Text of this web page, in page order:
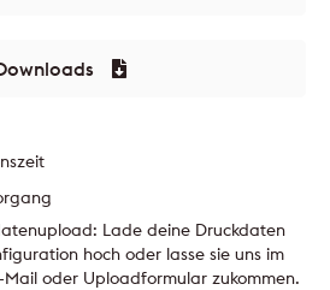
Lade deine Druckdaten
hoch oder lasse sie uns im
oder Uploadformular zukommen.